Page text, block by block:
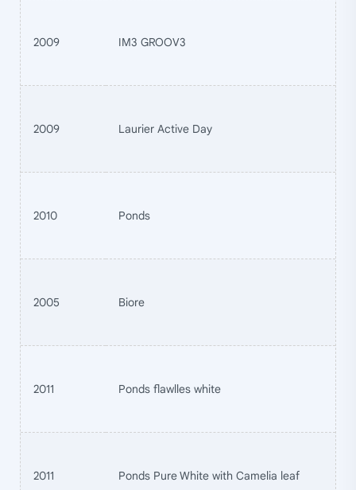
2009 IM3 GROOV3
2009 Laurier Active Day
2010 Ponds
2005 Biore
2011 Ponds flawlles white
2011 Ponds Pure White with Camelia leaf